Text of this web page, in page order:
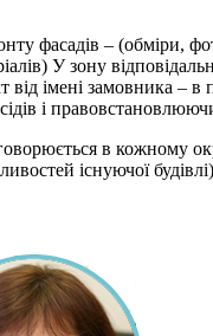
фасадів – (обміри,
У зону
від імені замовника –
і
в кожному
існуючої